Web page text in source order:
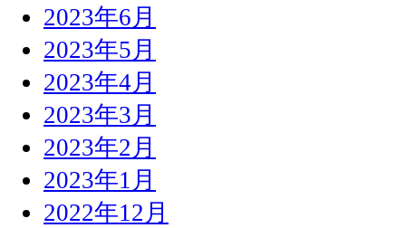
2023年6月
2023年5月
2023年4月
2023年3月
2023年2月
2023年1月
2022年12月